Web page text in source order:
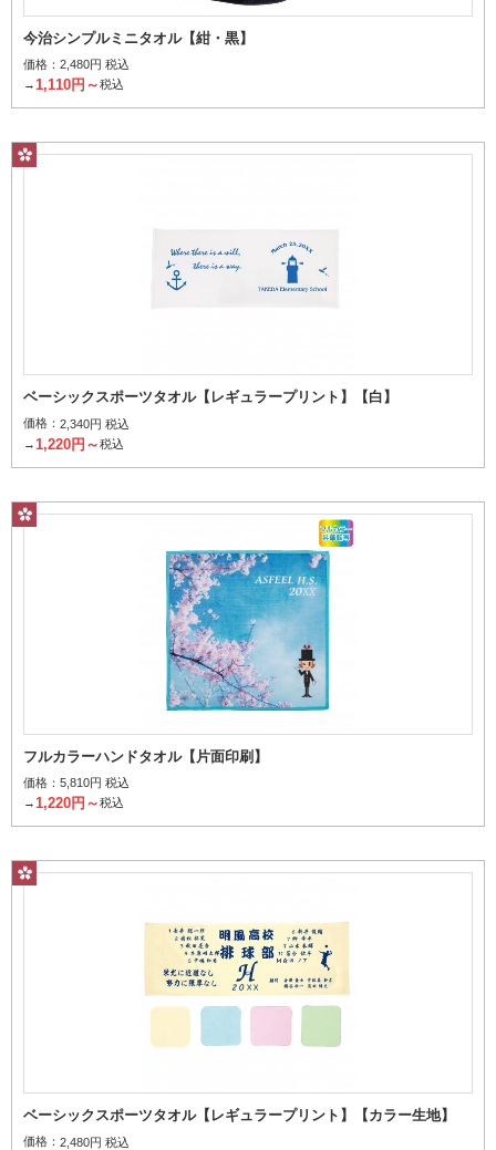
今治シンプルミニタオル【紺・黒】
価格： 2,480円 税込
→1,110円～税込
ベーシックスポーツタオル【レギュラープリント】【白】
価格： 2,340円 税込
→ 1,220円～税込
フルカラーハンドタオル【片面印刷】
価格： 5,810円 税込
→1,220円～税込
ベーシックスポーツタオル【レギュラープリント】【カラー生地】
価格： 2,480円 税込